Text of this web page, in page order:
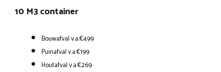
10 M3 container
Bouwafval v.a.€499
Puinafval v.a.€199
Houtafval v.a.€269